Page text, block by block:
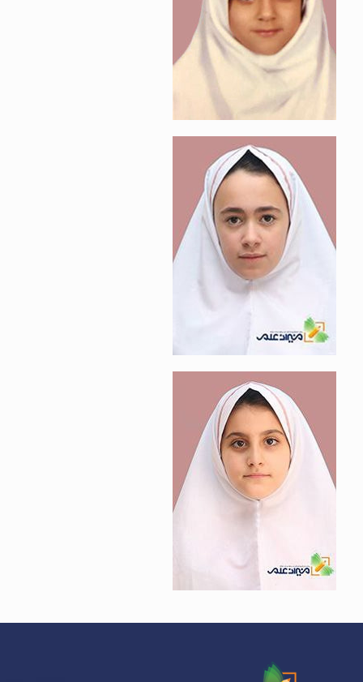
نیوشا ناظری‌نیا
سلنا ساریخانی